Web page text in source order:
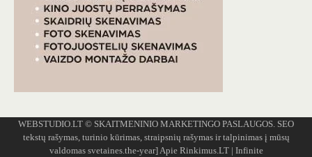
WEBSTUDIO.LT © SKAITMENINIO MARKETINGO PASLAUGOS. SEO
tekstų rašymas, turinio kūrimas, straipsnių rašymas ir talpinimas į mūsų
valdomas svetaines.the-year] Apie Rinkimus.LT| Infinite